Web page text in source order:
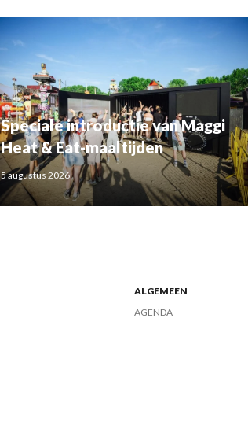
Speciale introductie van Maggi
Heat & Eat-maaltijden
5 augustus 2026
ALGEMEEN
AGENDA